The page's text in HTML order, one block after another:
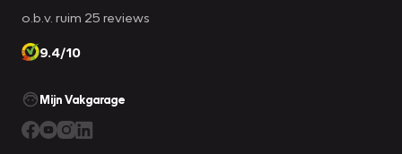
o.b.v. ruim 25 reviews
9.4/10
Mijn Vakgarage